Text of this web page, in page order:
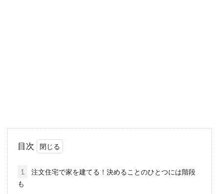
流れや注意点を解説
ての引き...
目次
1
注文住宅で家を建てる！決めることのひとつには階段
も